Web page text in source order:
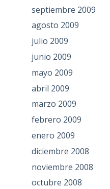
septiembre 2009
agosto 2009
julio 2009
junio 2009
mayo 2009
abril 2009
marzo 2009
febrero 2009
enero 2009
diciembre 2008
noviembre 2008
octubre 2008